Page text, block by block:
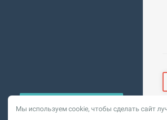
Мы используем cookie, чтобы сделать сайт